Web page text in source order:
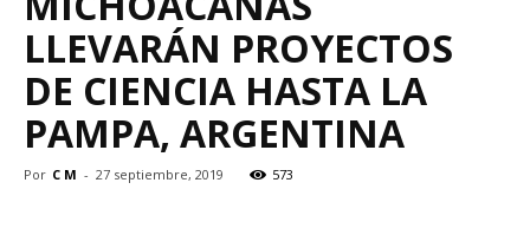
LLEVARÁN PROYECTOS
DE CIENCIA HASTA LA
PAMPA, ARGENTINA
Por C M - 27 septiembre, 2019 573